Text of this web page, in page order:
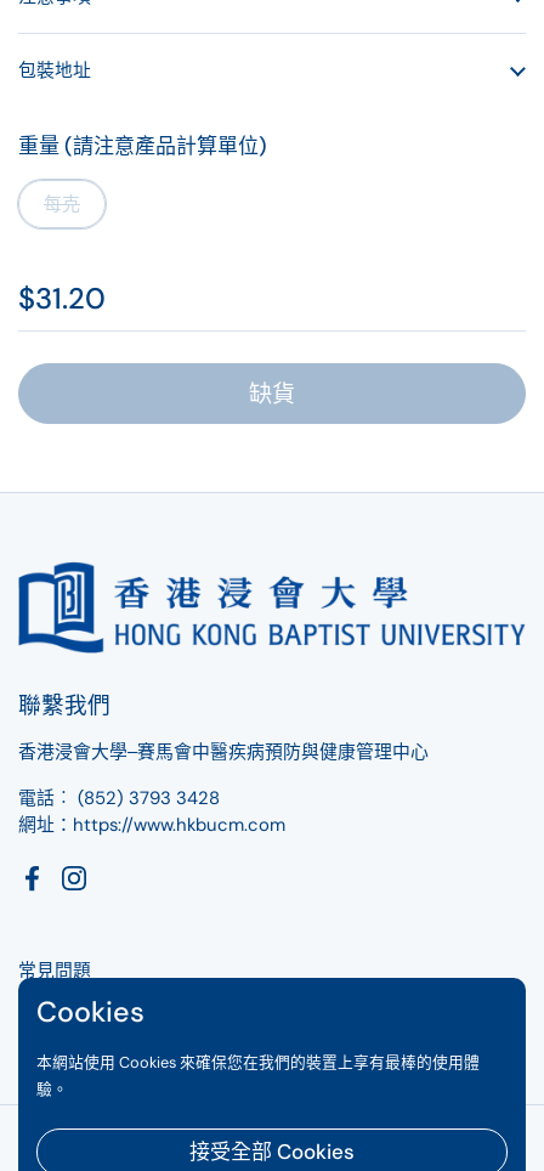
包裝地址
重量 (請注意產品計算單位)
每克
$31.20
缺貨
聯繫我們
香港浸會大學‒賽馬會中醫疾病預防與健康管理中心
電話︰ (852) 3793 3428
網址：https://www.hkbucm.com
FacebookInstagram
常見問題
條款及細則
版權所有 © 2026浸大中醫HKBUCM
Cookies
本網站使用 Cookies 來確保您在我們的裝置上享有最棒的使用體
驗。
接受全部 Cookies